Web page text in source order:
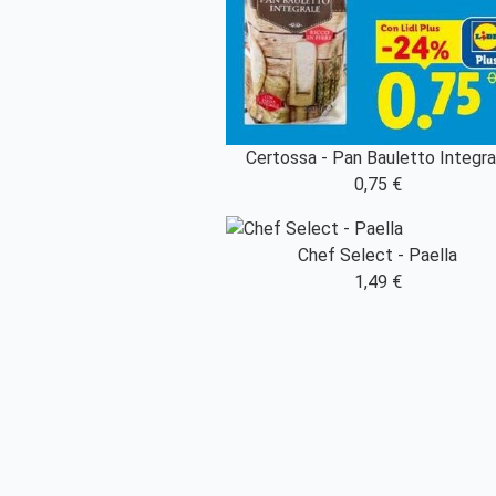
Certossa - Pan Bauletto
0,75 €
Chef Select - Paella
1,49 €